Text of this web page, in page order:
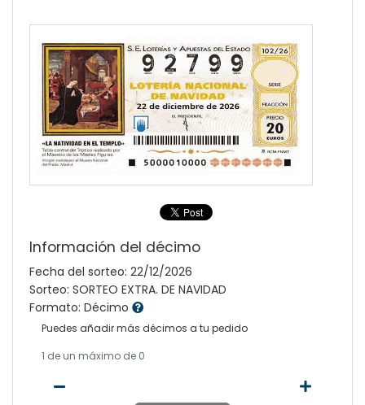
Información del décimo
Fecha del sorteo: 22/12/2026
Sorteo: SORTEO EXTRA. DE NAVIDAD
Formato: Décimo
Puedes añadir más décimos a tu pedido
1 de un máximo de 0